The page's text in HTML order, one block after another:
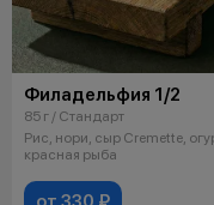
Филадельфия 1/2
85 г / Стандарт
Рис, нори, сыр Cremette,
красная рыба